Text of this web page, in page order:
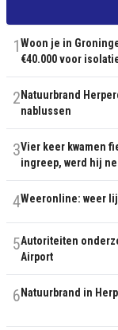
1Woon je in
€40.000 voor
2 Natuurbrand
nablussen
3Vier keer kwamen
ingreep, werd hij
4Weeronline: weer
5Autoriteiten
Airport
6 Natuurbrand in